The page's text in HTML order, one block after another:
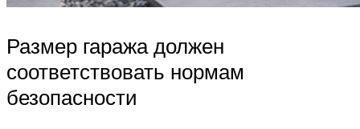
Размер гаража должен
соответствовать нормам
безопасности